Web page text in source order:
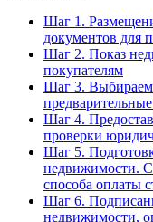
Шаг 1.
документов для
Шаг 2. Показ
покупателям
Шаг 3.
Шаг 4.
проверки
Шаг 5.
недвижимости.
способа оплаты
Шаг 6.
недвижимости,